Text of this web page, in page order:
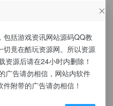
网络，版权争议与本
内容用于商业或者非
用户自负，我们不
通过使用本站内容随
，您必须在下载后的
括游戏资讯网站源码QQ教
竟在酷玩资源网。所以资源
资源后请在24小时内删除！
广告请勿相信，网站内软件
附带的广告请勿相信！